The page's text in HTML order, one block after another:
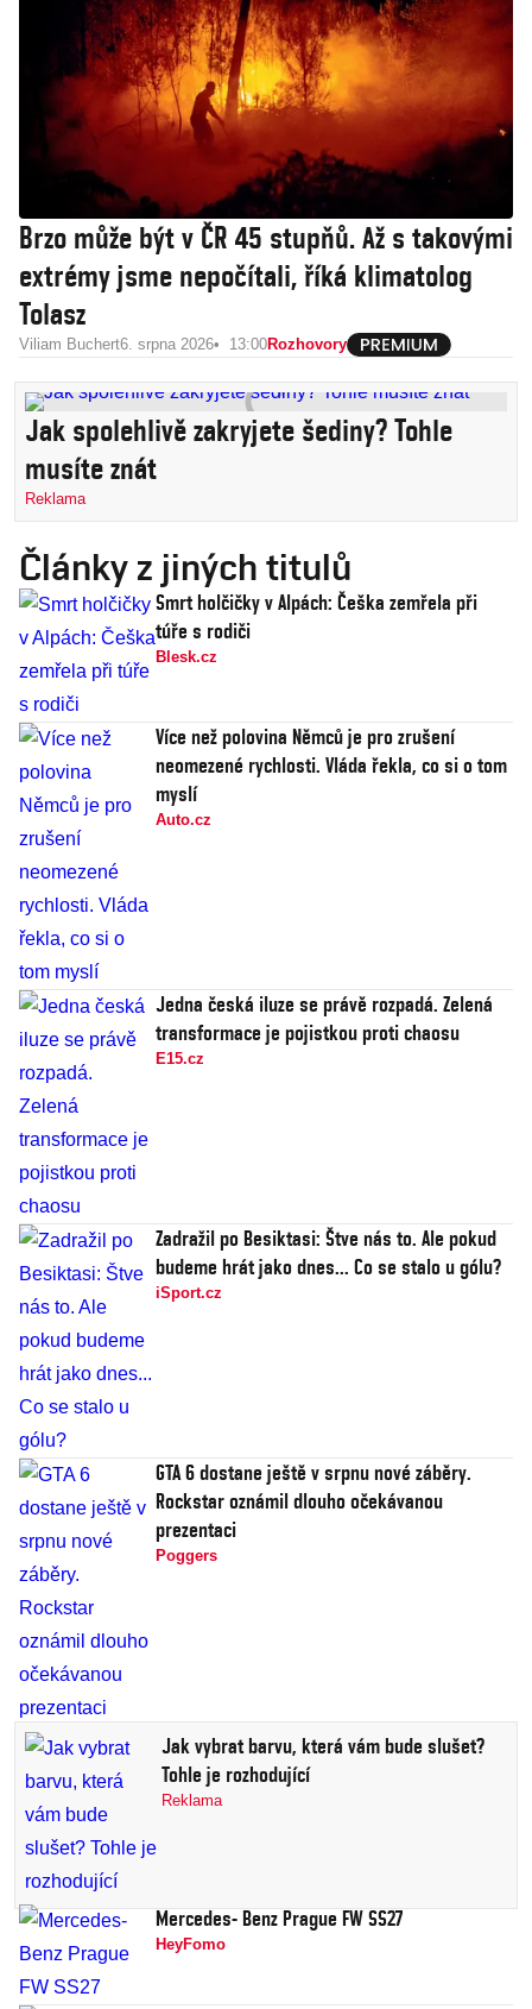
Brzo může být v ČR 45 stupňů. Až s takovými
extrémy jsme nepočítali, říká klimatolog
Tolasz
Viliam Buchert6. srpna 2026 13:00Rozhovory
Jak spolehlivě zakryjete šediny? Tohle
musíte znát
Reklama
Články z jiných titulů
Smrt holčičky v Alpách: Češka zemřela při
túře s rodiči
Blesk.cz
Více než polovina Němců je pro zrušení
neomezené rychlosti. Vláda řekla, co si o tom
myslí
Auto.cz
Jedna česká iluze se právě rozpadá. Zelená
transformace je pojistkou proti chaosu
E15.cz
Zadražil po Besiktasi: Štve nás to. Ale pokud
budeme hrát jako dnes... Co se stalo u gólu?
iSport.cz
GTA 6 dostane ještě v srpnu nové záběry.
Rockstar oznámil dlouho očekávanou
prezentaci
Poggers
Jak vybrat barvu, která vám bude slušet?
Tohle je rozhodující
Reklama
Mercedes- Benz Prague FW SS27
HeyFomo